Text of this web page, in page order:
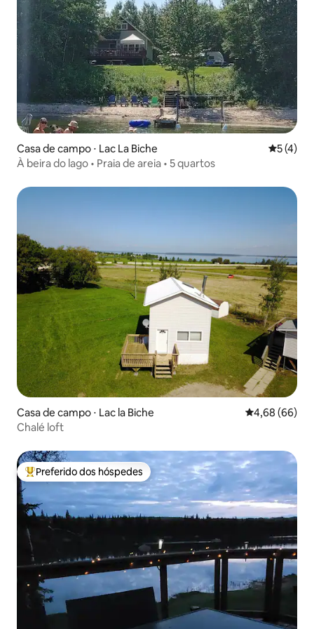
Casa de campo ⋅ Lac La Biche 5 de
5 (4)
À beira do lago • Praia de areia • 5 quartos
Casa de campo ⋅ Lac la Biche 4,68 de uma
4,68 (66)
Chalé loft
Entre os melhores preferidos dos hóspedes
Preferido dos hóspedes